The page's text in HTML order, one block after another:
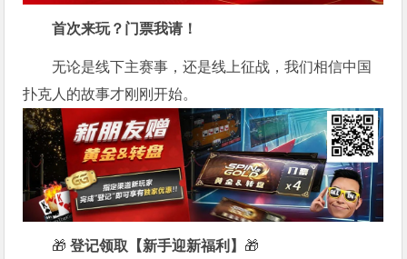
首次来玩？门票我请！
无论是线下主赛事，还是线上征战，我们相信中国
扑克人的故事才刚刚开始。
🎁 登记领取【新手迎新福利】 🎁